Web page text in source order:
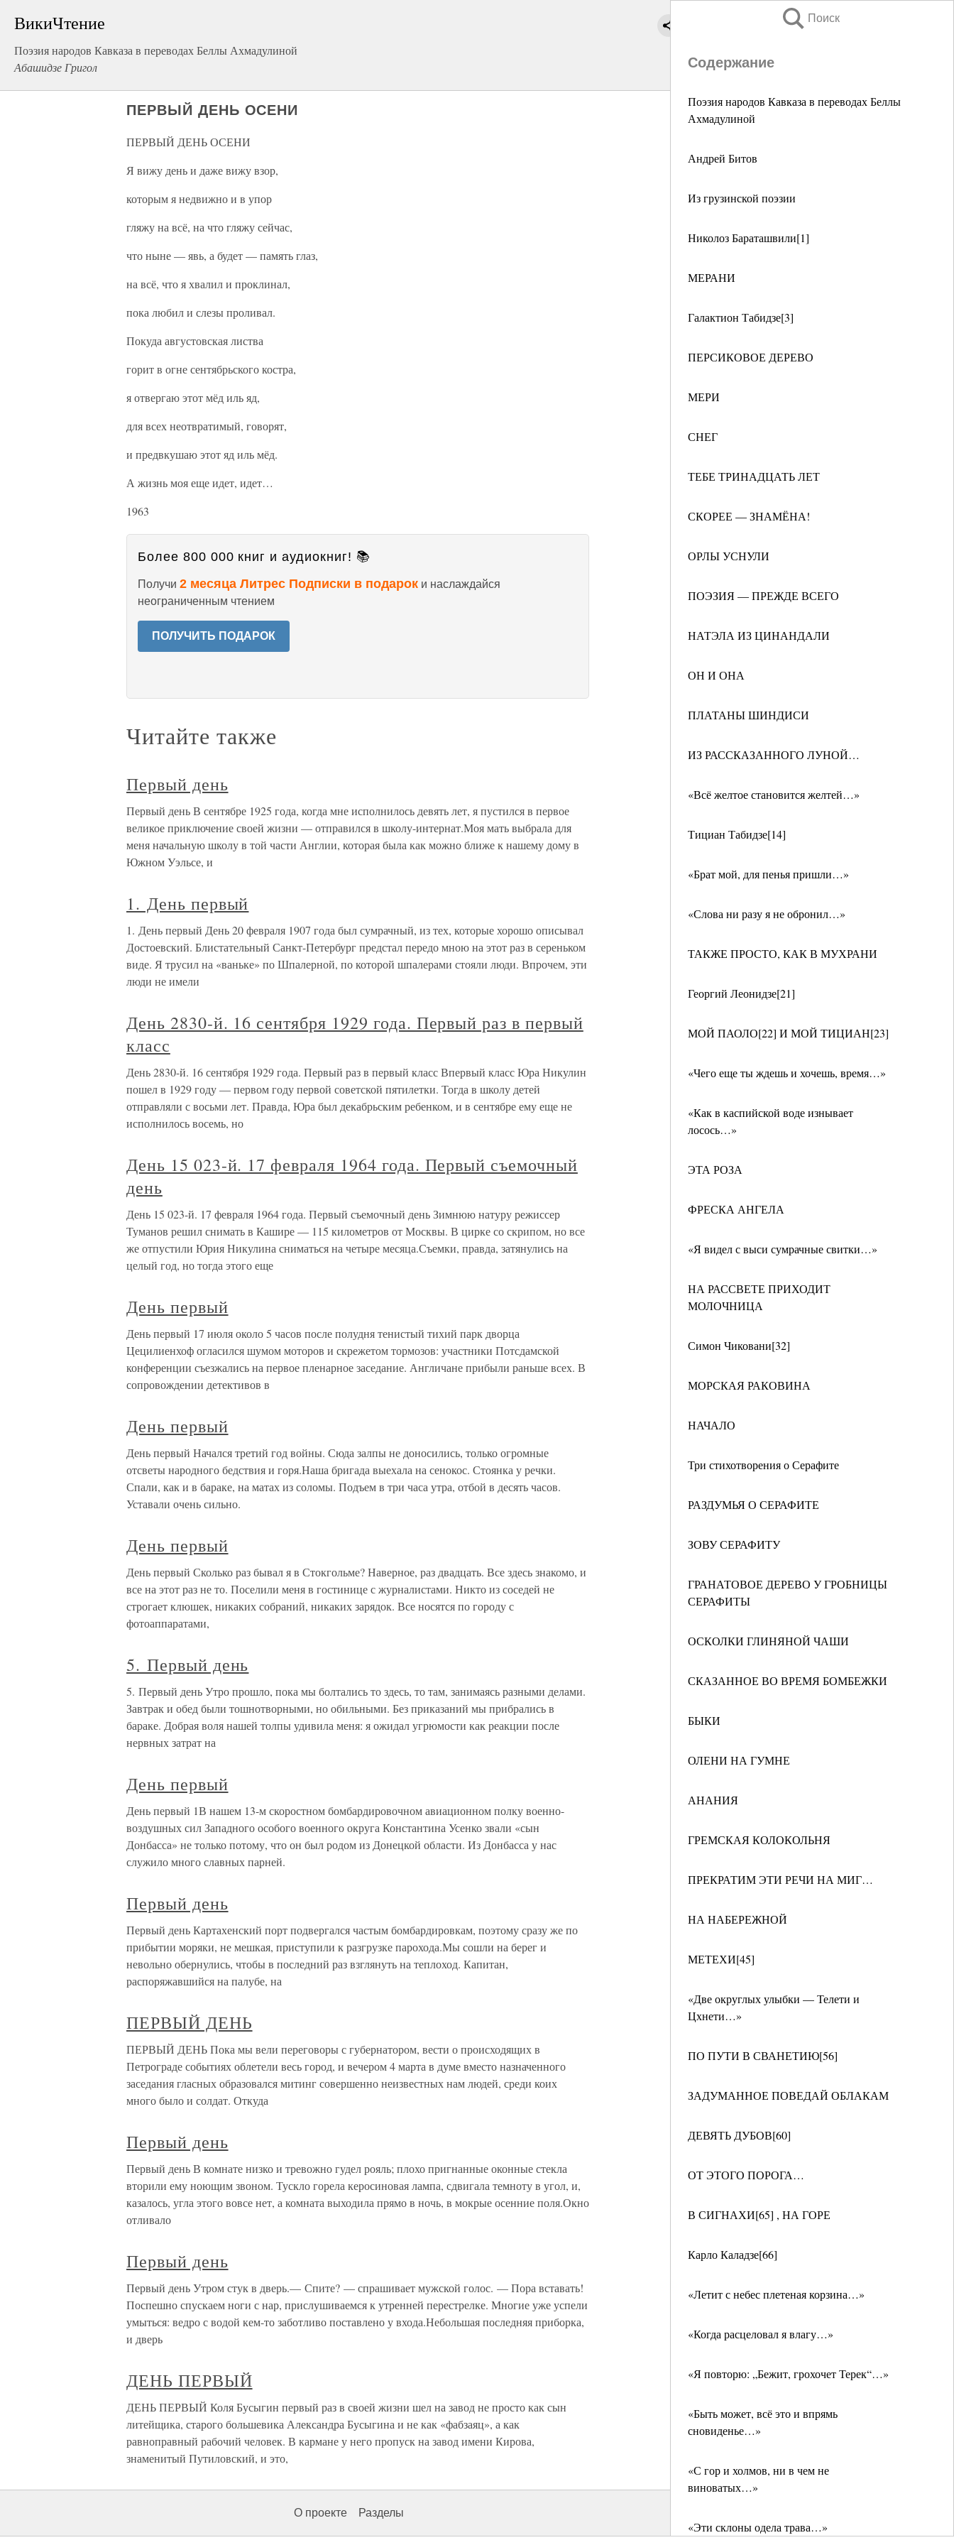
ВикиЧтение
Поэзия народов Кавказа в переводах Беллы Ахмадулиной
Абашидзе Григол
Поиск
Содержание
Поэзия народов Кавказа в переводах Беллы
Ахмадулиной
Андрей Битов
Из грузинской поэзии
Николоз Бараташвили[1]
МЕРАНИ
Галактион Табидзе[3]
ПЕРСИКОВОЕ ДЕРЕВО
МЕРИ
СНЕГ
ТЕБЕ ТРИНАДЦАТЬ ЛЕТ
СКОРЕЕ — ЗНАМЁНА!
ОРЛЫ УСНУЛИ
ПОЭЗИЯ — ПРЕЖДЕ ВСЕГО
НАТЭЛА ИЗ ЦИНАНДАЛИ
ОН И ОНА
ПЛАТАНЫ ШИНДИСИ
ИЗ РАССКАЗАННОГО ЛУНОЙ…
«Всё желтое становится желтей…»
Тициан Табидзе[14]
«Брат мой, для пенья пришли…»
«Слова ни разу я не обронил…»
ТАКЖЕ ПРОСТО, КАК В МУХРАНИ
Георгий Леонидзе[21]
МОЙ ПАОЛО[22] И МОЙ ТИЦИАН[23]
«Чего еще ты ждешь и хочешь, время…»
«Как в каспийской воде изнывает
лосось…»
ЭТА РОЗА
ФРЕСКА АНГЕЛА
«Я видел с выси сумрачные свитки…»
НА РАССВЕТЕ ПРИХОДИТ
МОЛОЧНИЦА
Симон Чиковани[32]
МОРСКАЯ РАКОВИНА
НАЧАЛО
Три стихотворения о Серафите
РАЗДУМЬЯ О СЕРАФИТЕ
ЗОВУ СЕРАФИТУ
ГРАНАТОВОЕ ДЕРЕВО У ГРОБНИЦЫ
СЕРАФИТЫ
ОСКОЛКИ ГЛИНЯНОЙ ЧАШИ
СКАЗАННОЕ ВО ВРЕМЯ БОМБЕЖКИ
БЫКИ
ОЛЕНИ НА ГУМНЕ
АНАНИЯ
ГРЕМСКАЯ КОЛОКОЛЬНЯ
ПРЕКРАТИМ ЭТИ РЕЧИ НА МИГ…
НА НАБЕРЕЖНОЙ
МЕТЕХИ[45]
«Две округлых улыбки — Телети и
Цхнети…»
ПО ПУТИ В СВАНЕТИЮ[56]
ЗАДУМАННОЕ ПОВЕДАЙ ОБЛАКАМ
ДЕВЯТЬ ДУБОВ[60]
ОТ ЭТОГО ПОРОГА…
В СИГНАХИ[65] , НА ГОРЕ
Карло Каладзе[66]
«Летит с небес плетеная корзина…»
«Когда расцеловал я влагу…»
«Я повторю: „Бежит, грохочет Терек“…»
«Быть может, всё это и впрямь
сновиденье…»
«С гор и холмов, ни в чем не
виноватых…»
«Эти склоны одела трава…»
ПЕРВЫЙ ДЕНЬ ОСЕНИ
ПЕРВЫЙ ДЕНЬ ОСЕНИ
Я вижу день и даже вижу взор,
которым я недвижно и в упор
гляжу на всё, на что гляжу сейчас,
что ныне — явь, а будет — память глаз,
на всё, что я хвалил и проклинал,
пока любил и слезы проливал.
Покуда августовская листва
горит в огне сентябрьского костра,
я отвергаю этот мёд иль яд,
для всех неотвратимый, говорят,
и предвкушаю этот яд иль мёд.
А жизнь моя еще идет, идет…
1963
Более 800 000 книг и аудиокниг! 📚
Получи 2 месяца Литрес Подписки в подарок и наслаждайся
неограниченным чтением
ПОЛУЧИТЬ ПОДАРОК
Читайте также
Первый день
Первый день В сентябре 1925 года, когда мне исполнилось девять лет, я пустился в первое
великое приключение своей жизни — отправился в школу-интернат.Моя мать выбрала для
меня начальную школу в той части Англии, которая была как можно ближе к нашему дому в
Южном Уэльсе, и
1. День первый
1. День первый День 20 февраля 1907 года был сумрачный, из тех, которые хорошо описывал
Достоевский. Блистательный Санкт-Петербург предстал передо мною на этот раз в сереньком
виде. Я трусил на «ваньке» по Шпалерной, по которой шпалерами стояли люди. Впрочем, эти
люди не имели
День 2830-й. 16 сентября 1929 года. Первый раз в первый
класс
День 2830-й. 16 сентября 1929 года. Первый раз в первый класс Впервый класс Юра Никулин
пошел в 1929 году — первом году первой советской пятилетки. Тогда в школу детей
отправляли с восьми лет. Правда, Юра был декабрьским ребенком, и в сентябре ему еще не
исполнилось восемь, но
День 15 023-й. 17 февраля 1964 года. Первый съемочный
день
День 15 023-й. 17 февраля 1964 года. Первый съемочный день Зимнюю натуру режиссер
Туманов решил снимать в Кашире — 115 километров от Москвы. В цирке со скрипом, но все
же отпустили Юрия Никулина сниматься на четыре месяца.Съемки, правда, затянулись на
целый год, но тогда этого еще
День первый
День первый 17 июля около 5 часов после полудня тенистый тихий парк дворца
Цецилиенхоф огласился шумом моторов и скрежетом тормозов: участники Потсдамской
конференции съезжались на первое пленарное заседание. Англичане прибыли раньше всех. В
сопровождении детективов в
День первый
День первый Начался третий год войны. Сюда залпы не доносились, только огромные
отсветы народного бедствия и горя.Наша бригада выехала на сенокос. Стоянка у речки.
Спали, как и в бараке, на матах из соломы. Подъем в три часа утра, отбой в десять часов.
Уставали очень сильно.
День первый
День первый Сколько раз бывал я в Стокгольме? Наверное, раз двадцать. Все здесь знакомо, и
все на этот раз не то. Поселили меня в гостинице с журналистами. Никто из соседей не
строгает клюшек, никаких собраний, никаких зарядок. Все носятся по городу с
фотоаппаратами,
5. Первый день
5. Первый день Утро прошло, пока мы болтались то здесь, то там, занимаясь разными делами.
Завтрак и обед были тошнотворными, но обильными. Без приказаний мы прибрались в
бараке. Добрая воля нашей толпы удивила меня: я ожидал угрюмости как реакции после
нервных затрат на
День первый
День первый 1В нашем 13-м скоростном бомбардировочном авиационном полку военно-
воздушных сил Западного особого военного округа Константина Усенко звали «сын
Донбасса» не только потому, что он был родом из Донецкой области. Из Донбасса у нас
служило много славных парней.
Первый день
Первый день Картахенский порт подвергался частым бомбардировкам, поэтому сразу же по
прибытии моряки, не мешкая, приступили к разгрузке парохода.Мы сошли на берег и
невольно обернулись, чтобы в последний раз взглянуть на теплоход. Капитан,
распоряжавшийся на палубе, на
ПЕРВЫЙ ДЕНЬ
ПЕРВЫЙ ДЕНЬ Пока мы вели переговоры с губернатором, вести о происходящих в
Петрограде событиях облетели весь город, и вечером 4 марта в думе вместо назначенного
заседания гласных образовался митинг совершенно неизвестных нам людей, среди коих
много было и солдат. Откуда
Первый день
Первый день В комнате низко и тревожно гудел рояль; плохо пригнанные оконные стекла
вторили ему ноющим звоном. Тускло горела керосиновая лампа, сдвигала темноту в угол, и,
казалось, угла этого вовсе нет, а комната выходила прямо в ночь, в мокрые осенние поля.Окно
отливало
Первый день
Первый день Утром стук в дверь.— Спите? — спрашивает мужской голос. — Пора вставать!
Поспешно спускаем ноги с нар, прислушиваемся к утренней перестрелке. Многие уже успели
умыться: ведро с водой кем-то заботливо поставлено у входа.Небольшая последняя приборка,
и дверь
ДЕНЬ ПЕРВЫЙ
ДЕНЬ ПЕРВЫЙ Коля Бусыгин первый раз в своей жизни шел на завод не просто как сын
литейщика, старого большевика Александра Бусыгина и не как «фабзаяц», а как
равноправный рабочий человек. В кармане у него пропуск на завод имени Кирова,
знаменитый Путиловский, и это,
О проекте Разделы